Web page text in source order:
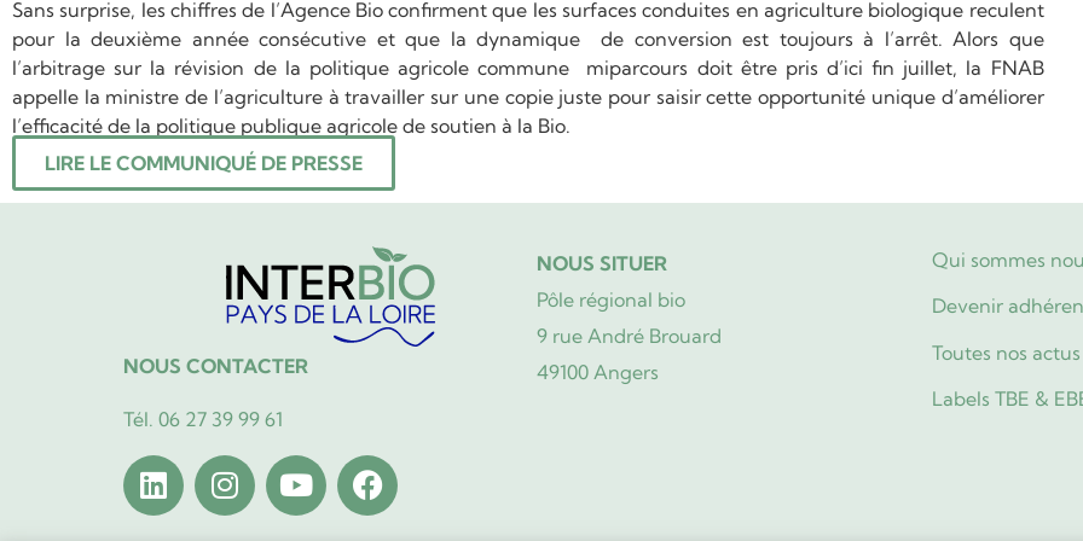
Sans surprise, les chiffres de l’Agence Bio confirment que les surfaces conduites en agriculture biologique reculent
pour la deuxième année consécutive et que la dynamique de conversion est toujours à l’arrêt. Alors que
l’arbitrage sur la révision de la politique agricole commune miparcours doit être pris d’ici fin juillet, la FNAB
appelle la ministre de l’agriculture à travailler sur une copie juste pour saisir cette opportunité unique d’améliorer
l’efficacité de la politique publique agricole de soutien à la Bio.
LIRE LE COMMUNIQUÉ DE PRESSE
NOUS CONTACTER
Tél. 06 27 39 99 61
NOUS SITUER
Pôle régional bio
9 rue André Brouard
49100 Angers
Qui sommes
Devenir
Toutes nos actus
Labels TBE &